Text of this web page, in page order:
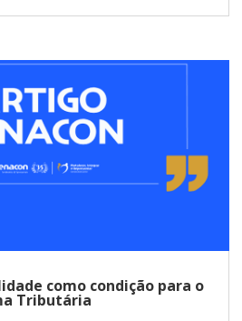
como condição para o
Tributária